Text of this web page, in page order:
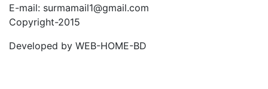
E-mail: surmamail1@gmail.com
Copyright-2015
Developed by WEB-HOME-BD